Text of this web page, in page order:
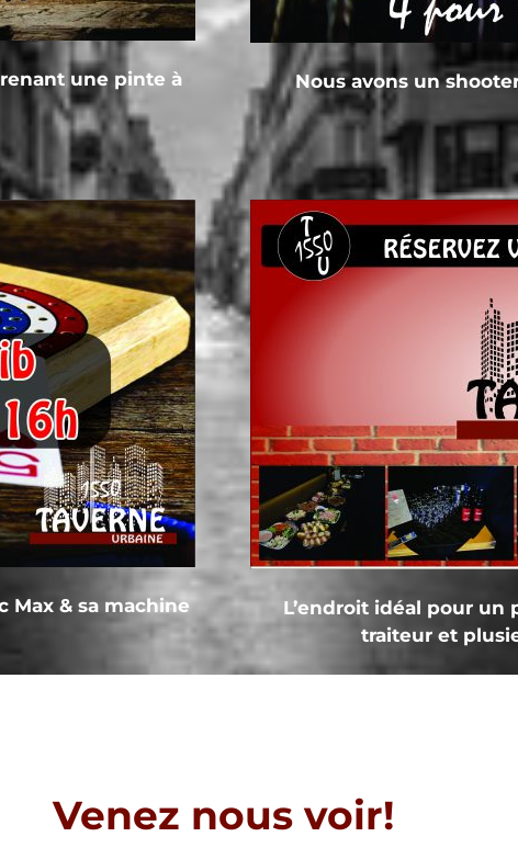
une pinte à
Nous avons un
Max & sa machine
L’endroit idéal pour un
traiteur et
Venez nous voir!